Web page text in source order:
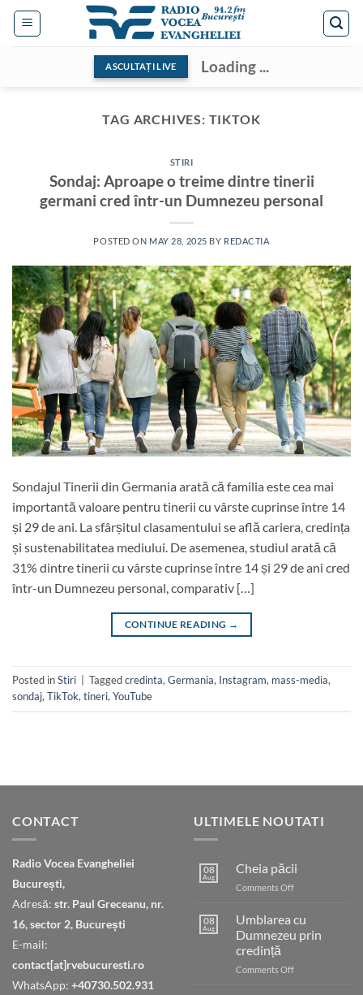
Skip
ASCULTAȚI LIVE Loading ...
TAG ARCHIVES: TIKTOK
STIRI
Sondaj: Aproape o treime dintre tinerii
germani cred într-un Dumnezeu personal
POSTED ON MAY 28, 2025 BY REDACTIA
Sondajul Tinerii din Germania arată că familia este cea mai
importantă valoare pentru tinerii cu vârste cuprinse între 14
și 29 de ani. La sfârșitul clasamentului se află cariera, credința
și sustenabilitatea mediului. De asemenea, studiul arată că
31% dintre tinerii cu vârste cuprinse între 14 și 29 de ani cred
într-un Dumnezeu personal, comparativ […]
CONTINUE READING →
Posted inStiri Taggedcredinta, Germania, Instagram, mass-media,
sondaj, TikTok, tineri, YouTube
CONTACT
Radio Vocea Evangheliei
București,
Adresă: str. Paul Greceanu, nr.
16, sector 2, București
E-mail:
contact[at]rvebucuresti.ro
WhatsApp: +40730.502.931
ULTIMELE NOUTATI
08
Aug
Cheia păcii
Comments Offon
08
Aug
Umblarea cu
Dumnezeu prin
credință
Comments Offon